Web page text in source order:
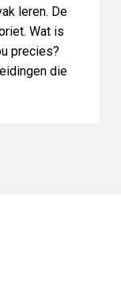
leren. De
Wat is
precies?
die